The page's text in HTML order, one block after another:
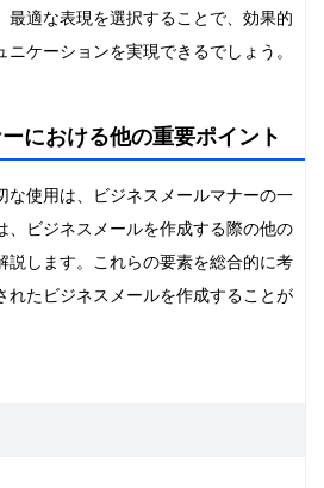
最適な表現を選択することで、効果的
ケーションを実現できるでしょう。
における他の重要ポイント
な使用は、ビジネスメールマナーの一
、ビジネスメールを作成する際の他の
説します。これらの要素を総合的に考
れたビジネスメールを作成することが